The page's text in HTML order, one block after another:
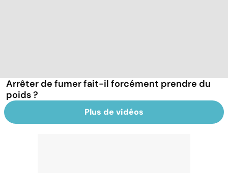
Arrêter de fumer fait-il forcément prendre du
poids ?
Plus de vidéos